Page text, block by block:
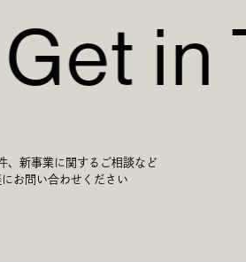
Get in
、新事業に関するご相談など
にお問い合わせください